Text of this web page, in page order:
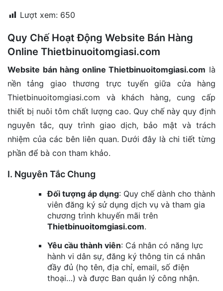
dẫn
đặt
Quy
định
Blog
chia
sẻ
Liên
hệ
Lượt xem: 650
Quy Chế Hoạt Động Website Bán Hàng
Online Thietbinuoitomgiasi.com
Website bán hàng online Thietbinuoitomgiasi.com là
nền tảng giao thương trực tuyến giữa cửa hàng
Thietbinuoitomgiasi.com và khách hàng, cung cấp
thiết bị nuôi tôm chất lượng cao. Quy chế này quy định
nguyên tắc, quy trình giao dịch, bảo mật và trách
nhiệm của các bên liên quan. Dưới đây là chi tiết từng
phần để bà con tham khảo.
I. Nguyên Tắc Chung
Đối tượng áp dụng: Quy chế dành cho thành
viên đăng ký sử dụng dịch vụ và tham gia
chương trình khuyến mãi trên
Thietbinuoitomgiasi.com.
Yêu cầu thành viên: Cá nhân có năng lực
hành vi dân sự, đăng ký thông tin cá nhân
đầy đủ (họ tên, địa chỉ, email, số điện
thoại…) và được Ban quản lý công nhận.